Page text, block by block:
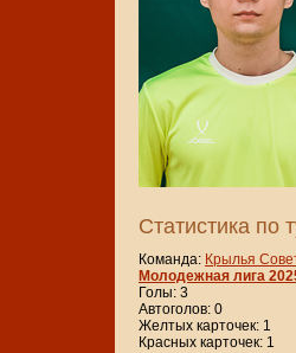
Статистика по
Команда: Крылья
Молодежная лига
Голы: 3
Автоголов: 0
Желтых карточек: 1
Красных карточек: 1